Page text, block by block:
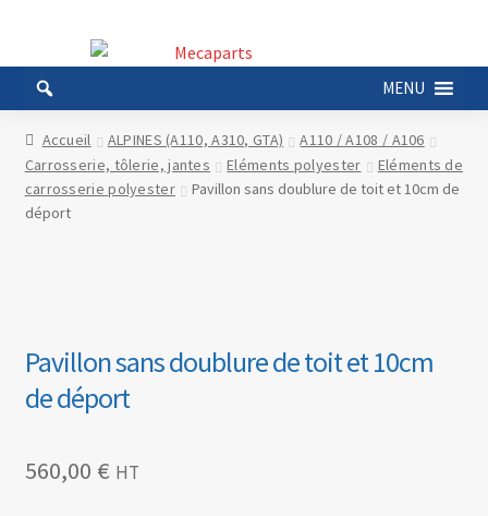
la
navigation
au
contenu
MENU
Accueil ALPINES (A110, A310, GTA)
A110 / A108 / A106
Carrosserie, tôlerie, jantes
Eléments polyester
Eléments de
carrosserie polyester
Pavillon sans doublure de toit et 10cm de
déport
Pavillon sans doublure de toit et 10cm
de déport
560,00 € HT